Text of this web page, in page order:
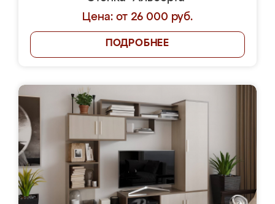
Цена: от 26 000 руб.
ПОДРОБНЕЕ